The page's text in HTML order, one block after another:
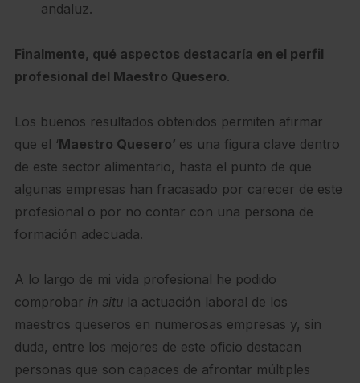
andaluz.
Finalmente, qué aspectos destacaría en el perfil
profesional del Maestro Quesero.
Los buenos resultados obtenidos permiten afirmar
que el ‘Maestro Quesero’ es una figura clave dentro
de este sector alimentario, hasta el punto de que
algunas empresas han fracasado por carecer de este
profesional o por no contar con una persona de
formación adecuada.
A lo largo de mi vida profesional he podido
comprobar in situla actuación laboral de los
maestros queseros en numerosas empresas y, sin
duda, entre los mejores de este oficio destacan
personas que son capaces de afrontar múltiples